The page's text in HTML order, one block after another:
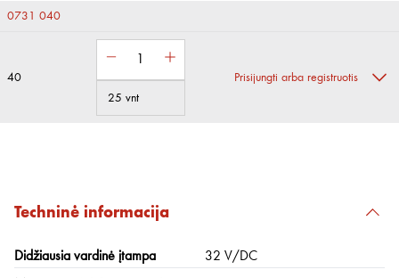
0731 040
40
25 vnt
Prisijungti arba registruotis
Techninė informacija
Didžiausia vardinė įtampa 32 V/DC